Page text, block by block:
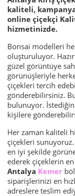
kaliteli,
online çiçekçi
hizmetinizde.
Bonsai modelleri
oluşturuluyor.
güzel görüntüye
görünüşleriyle
çiçekleri tercih
gönderebilirsiniz.
bulunuyor.
kişilere
Her zaman kaliteli
çiçekleri sunuyoruz.
en iyi şekilde
ederek çiçeklerin
Antalya Kemer
siparişlerinizi en
adreslere teslim